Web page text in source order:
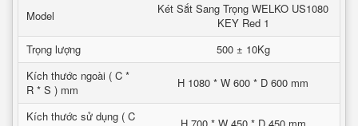
Model
Két Sắt Sang Trọng WELKO US1080
KEY Red 1
Trọng lượng
500 ± 10Kg
Kích thước ngoài ( C *
R * S ) mm
H 1080 * W 600 * D 600 mm
Kích thước sử dụng ( C